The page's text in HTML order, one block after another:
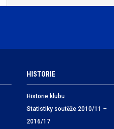
HISTORIE
Historie klubu
Statistiky soutěže 2010/11 –
2016/17